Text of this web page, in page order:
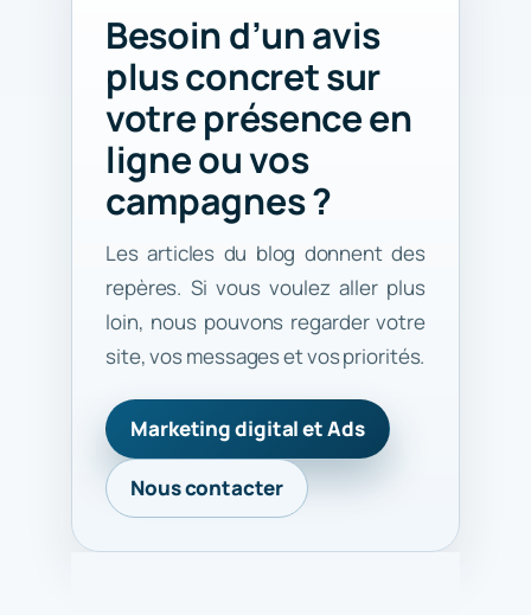
Besoin d’un avis
plus concret sur
votre présence en
ligne ou vos
campagnes ?
Les articles du blog donnent des
repères. Si vous voulez aller plus
loin, nous pouvons regarder votre
site, vos messages et vos priorités.
Marketing digital et Ads
Nous contacter